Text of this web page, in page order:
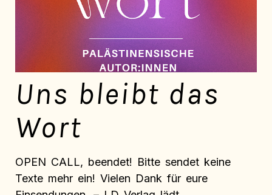
Uns bleibt das
Wort
OPEN CALL, beendet! Bitte sendet keine
Texte mehr ein! Vielen Dank für eure